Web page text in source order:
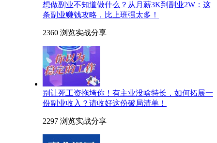
想做副业不知道做什么？从月薪3K到副业2W：这
条副业赚钱攻略，比上班强太多！
2360 浏览实战分享
别让死工资拖垮你！有主业没啥特长，如何拓展一
份副业收入？请收好这份破局清单！
2297 浏览实战分享